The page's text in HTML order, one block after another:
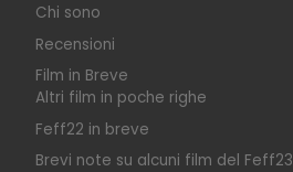
Chi sono
Recensioni
Film in Breve
Altri film in poche righe
Feff22 in breve
Brevi note su alcuni film del Feff23